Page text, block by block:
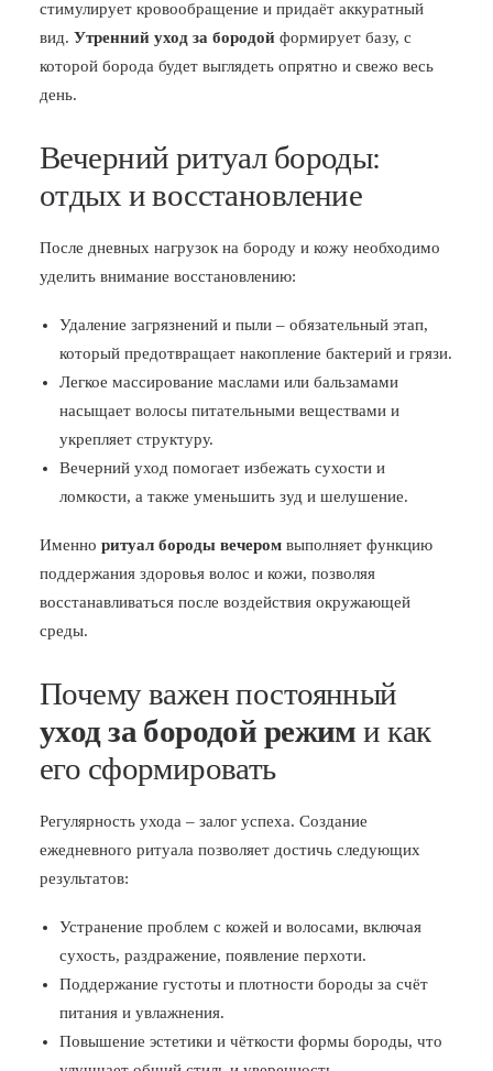
стимулирует кровообращение и придаёт аккуратный
вид. Утренний уход за бородой формирует базу, с
которой борода будет выглядеть опрятно и свежо весь
день.
Вечерний ритуал бороды:
отдых и восстановление
После дневных нагрузок на бороду и кожу необходимо
уделить внимание восстановлению:
Удаление загрязнений и пыли – обязательный этап,
который предотвращает накопление бактерий и грязи.
Легкое массирование маслами или бальзамами
насыщает волосы питательными веществами и
укрепляет структуру.
Вечерний уход помогает избежать сухости и
ломкости, а также уменьшить зуд и шелушение.
Именно ритуал бороды вечером выполняет функцию
поддержания здоровья волос и кожи, позволяя
восстанавливаться после воздействия окружающей
среды.
Почему важен постоянный
уход за бородой режим и как
его сформировать
Регулярность ухода – залог успеха. Создание
ежедневного ритуала позволяет достичь следующих
результатов:
Устранение проблем с кожей и волосами, включая
сухость, раздражение, появление перхоти.
Поддержание густоты и плотности бороды за счёт
питания и увлажнения.
Повышение эстетики и чёткости формы бороды, что